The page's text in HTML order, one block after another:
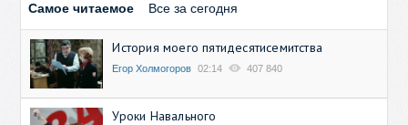
Самое читаемое Все за сегодня
История моего пятидесятисемитства
Егор Холмогоров 02:14 407 840
Уроки Навального